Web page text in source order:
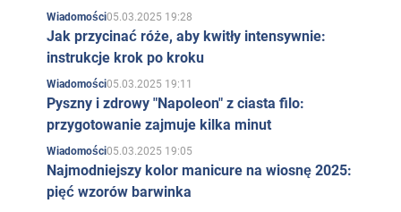
Wiadomości05.03.2025 19:28
Jak przycinać róże, aby kwitły intensywnie:
instrukcje krok po kroku
Wiadomości05.03.2025 19:11
Pyszny i zdrowy "Napoleon" z ciasta filo:
przygotowanie zajmuje kilka minut
Wiadomości05.03.2025 19:05
Najmodniejszy kolor manicure na wiosnę 2025:
pięć wzorów barwinka